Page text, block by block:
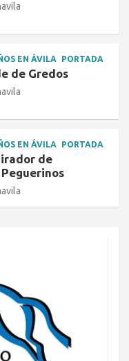
EN ÁVILA PORTADA
de Gredos
EN ÁVILA PORTADA
de